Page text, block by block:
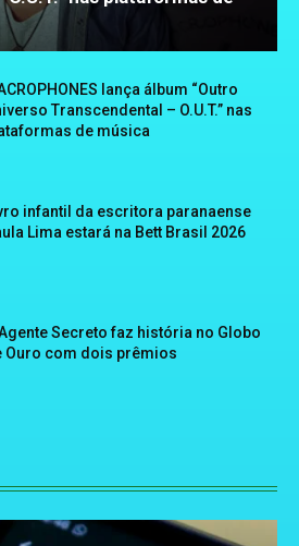
lança álbum “Outro
Transcendental – O.U.T.” nas
de música
infantil da escritora paranaense
Lima estará na Bett Brasil 2026
Secreto faz história no Globo
Ouro com dois prêmios